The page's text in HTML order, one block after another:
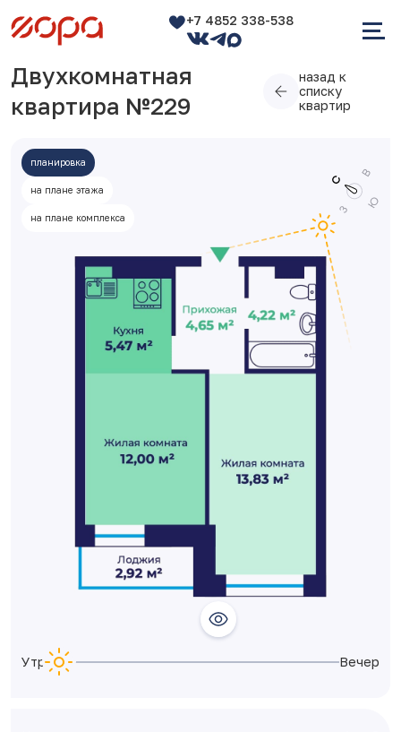
+7 4852 338-538
Двухкомнатная
квартира №229
назад к
списку
квартир
планировка
на плане этажа
на плане комплекса
Утро Вечер